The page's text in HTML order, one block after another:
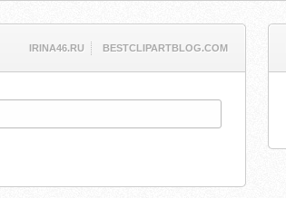
IRINA46.RU BESTCLIPARTBLOG.COM